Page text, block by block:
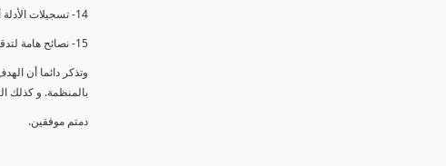
14- تسجيلات الأدلة أثناء التدقيق.
15- نصائح هامة لتدقيق ناجح.
وتذكر دائما أن
بالمنظمة. و كذلك
دمتم موفقين.